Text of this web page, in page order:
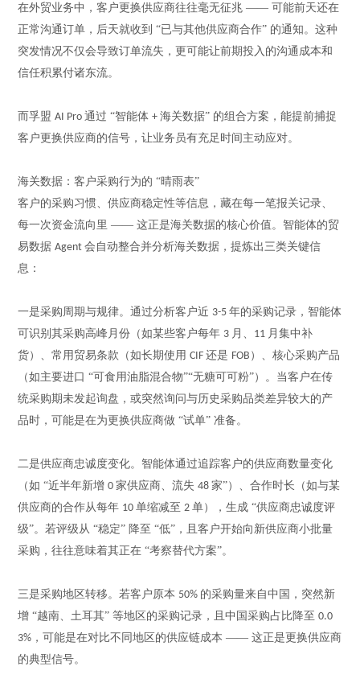
在外贸业务中，客户更换供应商往往毫无征兆 —— 可能前天还在
正常沟通订单， 后天就收到 “已与其他供应商合作” 的通知。这种
突发情况不仅会导致订单流失，更可能让前期投入的沟通成本和
信任积累付诸东流。
而孚盟 AI Pro通过 “智能体+海关数据” 的组合方案，能提前捕捉
客户更换供应商的信号，让业务员有充足时间主动应对。
海关数据：客户采购行为的 “晴雨表”
客户的采购习惯、供应商稳定性等信息，藏在每一笔报关记录、
每一次资金流向里 —— 这正是海关数据的核心价值。 智能体的贸
易数据 Agent会自动整合并分析海关数据，提炼出三类关键信
息：
一是采购周期与规律。通过分析客户近 3-5年的采购记录，智能体
可识别其采购高峰月份（如某些客户每年 3 月、 11 月集中补
货）、常用贸易条款（如长期使用CIF还是 FOB ）、核心采购产品
（如主要进口 “可食用油脂混合物”“无糖可可粉”）。当客户在传
统采购期未发起询盘，或突然询问与历史采购品类差异较大的产
品时，可能是在为更换供应商做 “试单” 准备。
二是供应商忠诚度变化。智能体通过追踪客户的供应商数量变化
（如 “近半年新增0家供应商、流失48家”）、合作时长（如与某
供应商的合作从每年 10单缩减至 2单），生成 “供应商忠诚度评
级”。若评级从 “稳定” 降至 “低”，且客户开始向新供应商小批量
采购，往往意味着其正在 “考察替代方案”。
三是采购地区转移。若客户原本 50% 的采购量来自中国，突然新
增 “越南、土耳其” 等地区的采购记录，且中国采购占比降至0.0
3% ，可能是在对比不同地区的供应链成本 —— 这正是更换供应商
的典型信号。